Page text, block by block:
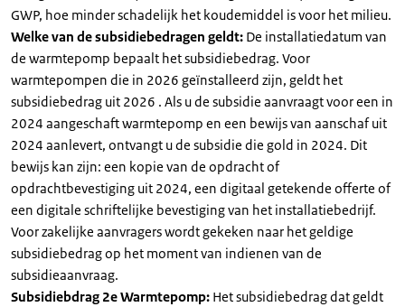
GWP, hoe minder schadelijk het koudemiddel is voor het milieu.
Welke van de subsidiebedragen geldt: De installatiedatum van
de warmtepomp bepaalt het subsidiebedrag. Voor
warmtepompen die in 2026 geïnstalleerd zijn, geldt het
subsidiebedrag uit 2026 . Als u de subsidie aanvraagt voor een in
2024 aangeschaft warmtepomp en een bewijs van aanschaf uit
2024 aanlevert, ontvangt u de subsidie die gold in 2024. Dit
bewijs kan zijn: een kopie van de opdracht of
opdrachtbevestiging uit 2024, een digitaal getekende offerte of
een digitale schriftelijke bevestiging van het installatiebedrijf.
Voor zakelijke aanvragers wordt gekeken naar het geldige
subsidiebedrag op het moment van indienen van de
subsidieaanvraag.
Subsidiebdrag 2e Warmtepomp: Het subsidiebedrag dat geldt